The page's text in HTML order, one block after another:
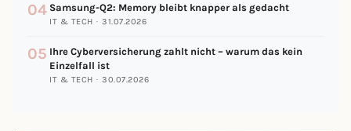
04 Samsung-Q2: Memory bleibt knapper als gedacht
IT & TECH · 31.07.2026
05 Ihre Cyberversicherung zahlt nicht – warum das kein
Einzelfall ist
IT & TECH · 30.07.2026